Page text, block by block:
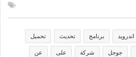
اندرويد برنامج تحديث تحميل
جوجل شركة على عن